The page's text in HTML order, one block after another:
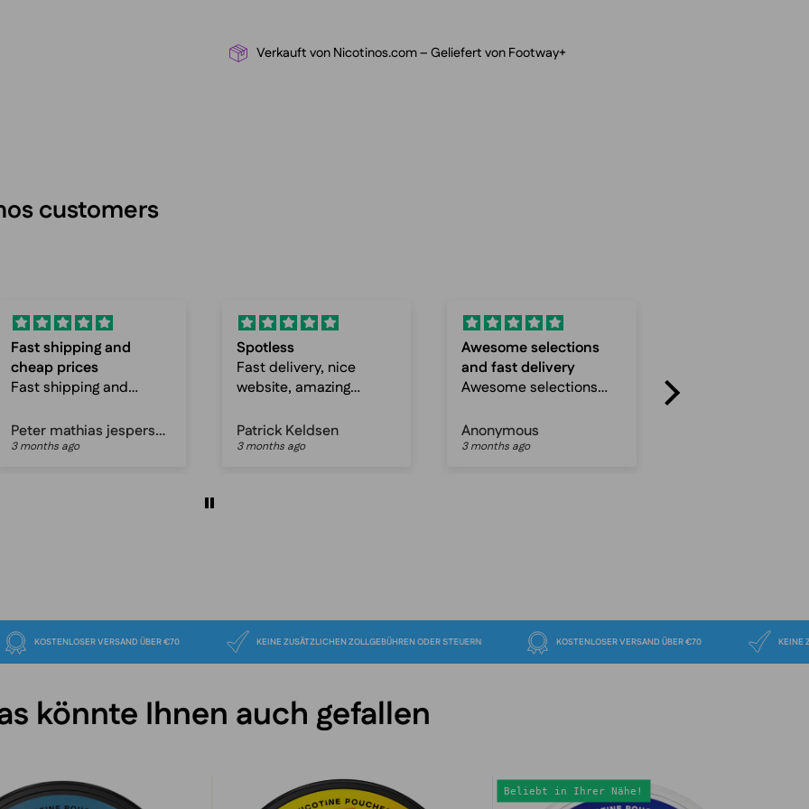
Verkauft von Nicotinos.com – Geliefert von Footway+
customers
Spotless
Fast delivery, nice
website, amazing
Patrick Keldsen
3 months ago
Awesome selections
and fast delivery
Awesome selections
service!
Anonymous
3 months ago
Fast and
Fast and reliable
Anonymous
3 months ago
KOSTENLOSER VERSAND ÜBER €70 KEINE ZUSÄTZLICHEN ZOLLGEBÜHREN ODER STEUERN KOSTENLOSER VERSAND ÜBER €70
könnte Ihnen auch gefallen
VELO
VELO
VELO
Beliebt in Ihrer Nähe!